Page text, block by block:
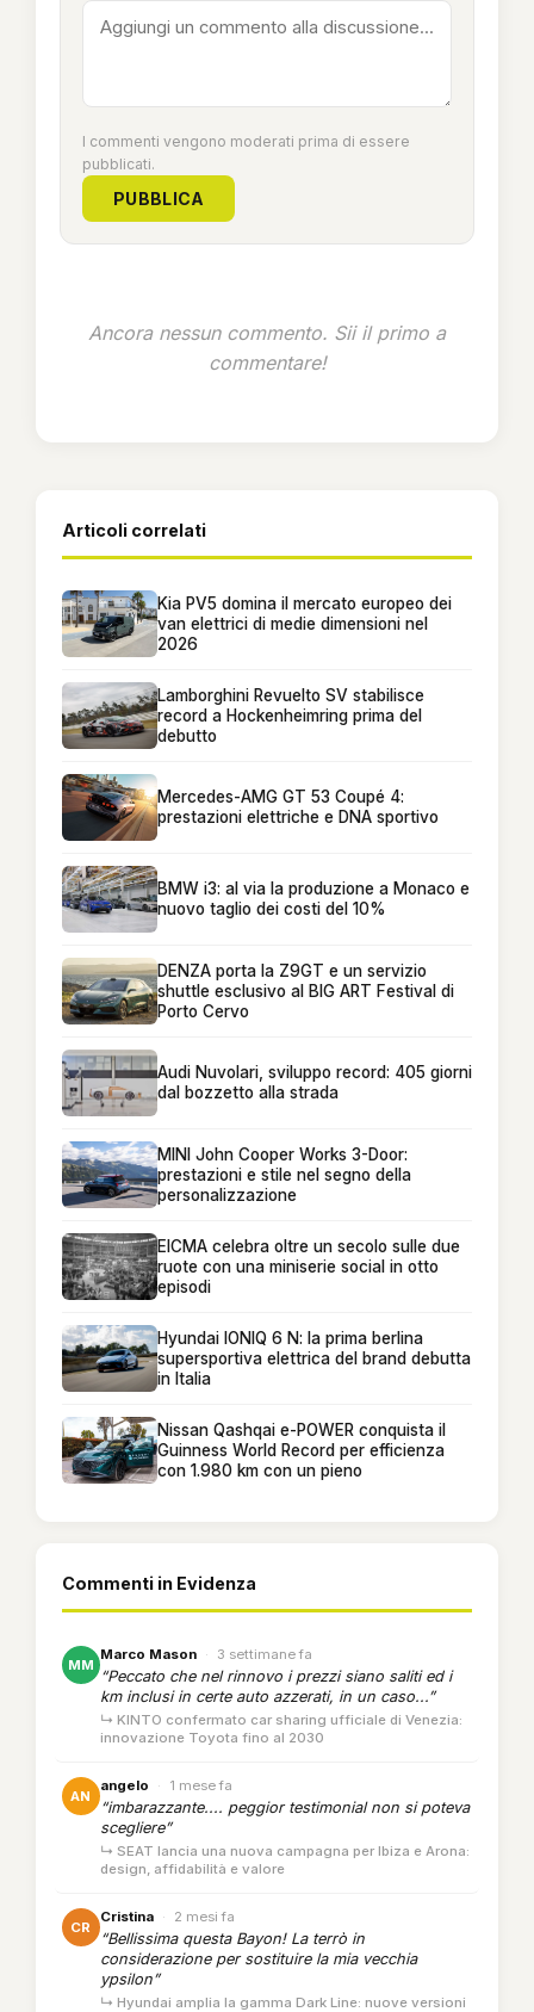
I commenti vengono moderati prima di essere
pubblicati.
PUBBLICA
Ancora nessun commento. Sii il primo a
commentare!
Articoli correlati
Kia PV5 domina il mercato europeo dei
van elettrici di medie dimensioni nel
2026
Lamborghini Revuelto SV stabilisce
record a Hockenheimring prima del
debutto
Mercedes-AMG GT 53 Coupé 4:
prestazioni elettriche e DNA sportivo
BMW i3: al via la produzione a Monaco e
nuovo taglio dei costi del 10%
DENZA porta la Z9GT e un servizio
shuttle esclusivo al BIG ART Festival di
Porto Cervo
Audi Nuvolari, sviluppo record: 405 giorni
dal bozzetto alla strada
MINI John Cooper Works 3-Door:
prestazioni e stile nel segno della
personalizzazione
EICMA celebra oltre un secolo sulle due
ruote con una miniserie social in otto
episodi
Hyundai IONIQ 6 N: la prima berlina
supersportiva elettrica del brand debutta
in Italia
Nissan Qashqai e-POWER conquista il
Guinness World Record per efficienza
con 1.980 km con un pieno
Commenti in Evidenza
MM
Marco Mason · 3 settimane fa
“Peccato che nel rinnovo i prezzi siano saliti ed i
km inclusi in certe auto azzerati, in un caso...”
↳ KINTO confermato car sharing ufficiale di Venezia:
innovazione Toyota fino al 2030
AN
angelo · 1 mese fa
“imbarazzante.... peggior testimonial non si poteva
scegliere”
↳ SEAT lancia una nuova campagna per Ibiza e Arona:
design, affidabilità e valore
CR
Cristina · 2 mesi fa
“Bellissima questa Bayon! La terrò in
considerazione per sostituire la mia vecchia
ypsilon”
↳ Hyundai amplia la gamma Dark Line: nuove versioni